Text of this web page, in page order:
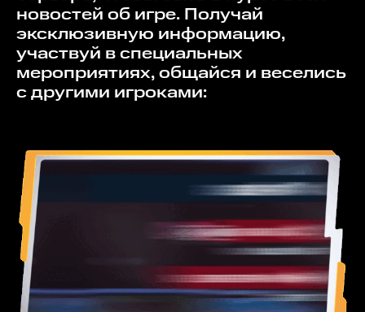
новостей об игре. Получай
эксклюзивную информацию,
участвуй в специальных
мероприятиях, общайся и веселись
с другими игроками: